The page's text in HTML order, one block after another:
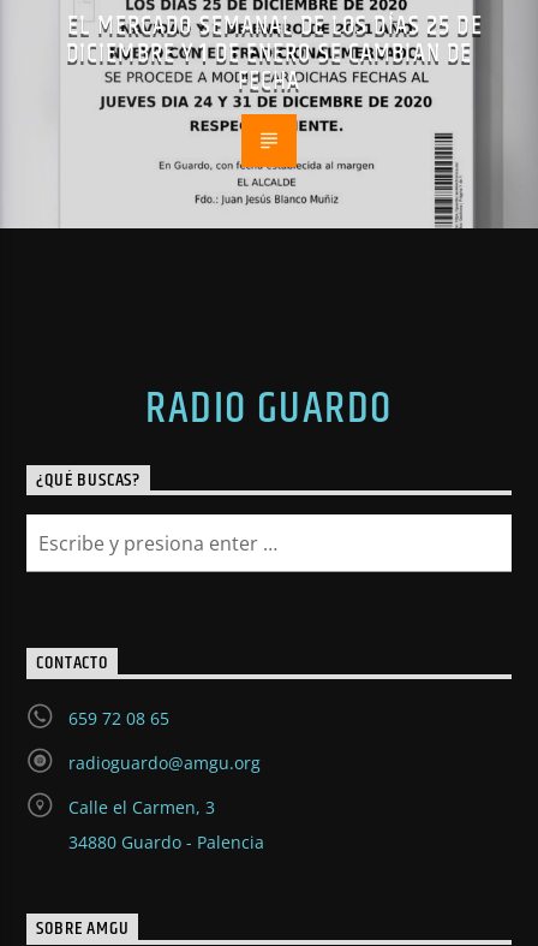
EL MERCADO SEMANAL DE LOS DÍAS 25 DE
DICIEMBRE Y 1 DE ENERO SE CAMBIAN DE
FECHA
RADIO GUARDO
¿QUÉ BUSCAS?
CONTACTO
659 72 08 65
radioguardo@amgu.org
Calle el Carmen, 3
34880 Guardo - Palencia
SOBRE AMGU